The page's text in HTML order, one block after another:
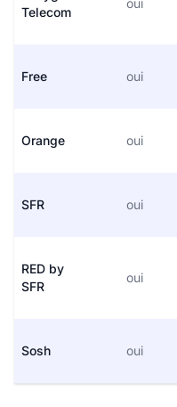
Telecom
oui
Free oui
Orange oui
SFR oui
RED by
SFR
oui
Sosh oui